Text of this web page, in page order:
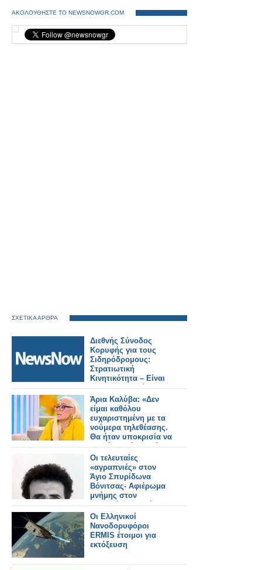
ΑΚΟΛΟΥΘΗΣΤΕ ΤΟ NEWSNOWGR.COM
ΣΧΕΤΙΚΑ ΑΡΘΡΑ
Διεθνής Σύνοδος
Κορυφής για τους
Σιδηρόδρομους:
Στρατιωτική
Κινητικότητα – Είναι
οι Ευρωπαϊκοί
Σιδηρόδρομοι έτοιμοι;
Άρια Καλύβα: «Δεν
είμαι καθόλου
ευχαριστημένη με τα
νούμερα τηλεθέασης.
Θα ήταν υποκρισία να
σου έλεγα ότι ανοίγω
σαμπάνιες»
Οι τελευταίες
«αγραπνιές» στον
Άγιο Σπυρίδωνα
Βόνιτσας- Αφιέρωμα
μνήμης στον
Τσιπερίπο (Δημήτριο
Φερεντίνο). Γράφει ο
Στυλιανός Ντίνος
Οι Ελληνικοί
Νανοδορυφόροι
ERMIS έτοιμοι για
εκτόξευση